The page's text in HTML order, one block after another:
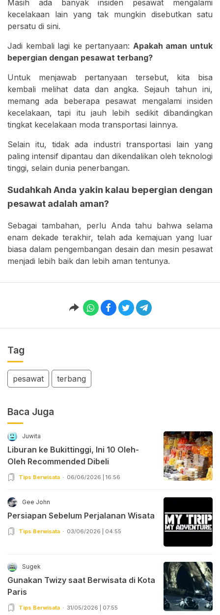
Masih ada banyak insiden pesawat mengalami
kecelakaan lain yang tak mungkin disebutkan satu
persatu di sini.
Jadi kembali lagi ke pertanyaan: Apakah aman untuk
bepergian dengan pesawat terbang?
Untuk menjawab pertanyaan tersebut, kita bisa
kembali melihat data dan angka. Sejauh tahun ini,
memang ada beberapa pesawat mengalami insiden
kecelakaan, tapi itu jauh lebih sedikit dibandingkan
tingkat kecelakaan moda transportasi lainnya.
Selain itu, tidak ada industri transportasi lain yang
paling intensif dipantau dan dikendalikan oleh teknologi
tinggi, selain dunia penerbangan.
Sudahkah Anda yakin kalau bepergian dengan
pesawat adalah aman?
Sebagai tambahan, perlu Anda tahu bahwa selama
enam dekade terakhir, telah ada kemajuan yang luar
biasa dalam pengembangan desain dan mesin pesawat
menjadi lebih baik dan lebih aman tentunya.
Tag
pesawat terbang
Baca Juga
Juwita
Liburan ke Bukittinggi, Ini 10 Oleh-
Oleh Recommended Dibeli
Tips Berwisata 06/06/2026 | 16:56
Gee John
Persiapan Sebelum Perjalanan Wisata
Tips Berwisata 03/06/2026 | 04:55
Sugek
Gunakan Twizy saat Berwisata di Kota
Paris
Tips Berwisata 31/05/2026 | 07:55